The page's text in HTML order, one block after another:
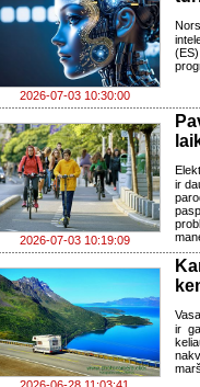
2026-07-03 10:30:00
2026-07-03 10:19:09
ir
ir